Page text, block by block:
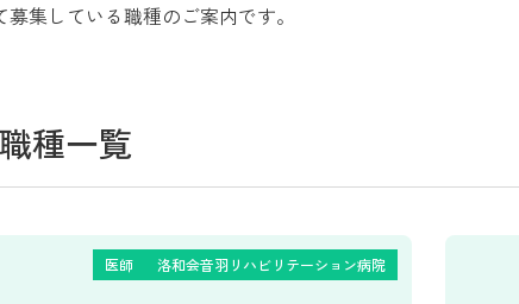
集している職種のご案内です。
種一覧
医師 洛和会音羽リハビリテーション病院